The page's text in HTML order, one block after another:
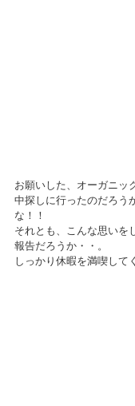
お願いした、オーガニッ
中探しに行ったのだろう
な！！
それとも、こんな思いを
報告だろうか・・。
しっかり休暇を満喫して